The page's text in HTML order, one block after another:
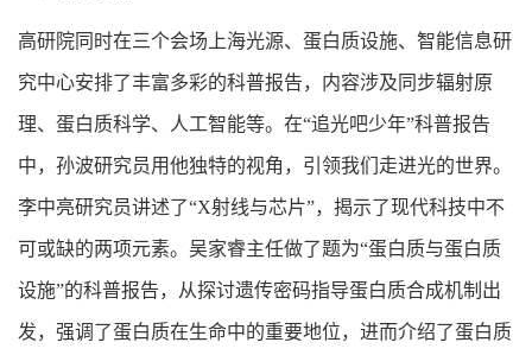
高研院同时在三个会场上海光源、蛋白质设施、智能信息研
究中心安排了丰富多彩的科普报告，内容涉及同步辐射原
理、蛋白质科学、人工智能等。在“追光吧少年”科普报告
中，孙波研究员用他独特的视角，引领我们走进光的世界。
李中亮研究员讲述了“X射线与芯片”，揭示了现代科技中不
可或缺的两项元素。吴家睿主任做了题为“蛋白质与蛋白质
设施”的科普报告，从探讨遗传密码指导蛋白质合成机制出
发，强调了蛋白质在生命中的重要地位，进而介绍了蛋白质